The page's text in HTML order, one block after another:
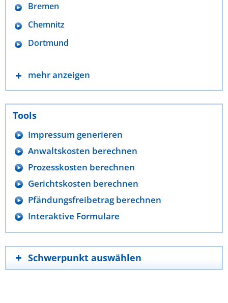
Bremen
Chemnitz
Dortmund
mehr anzeigen
Tools
Impressum generieren
Anwaltskosten berechnen
Prozesskosten berechnen
Gerichtskosten berechnen
Pfändungsfreibetrag berechnen
Interaktive Formulare
Schwerpunkt auswählen